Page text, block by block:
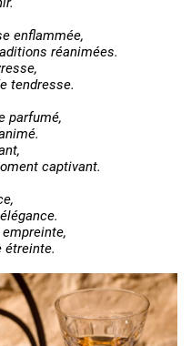
enflammée,
réanimées.
tendresse.
parfumé,
captivant.
étreinte.